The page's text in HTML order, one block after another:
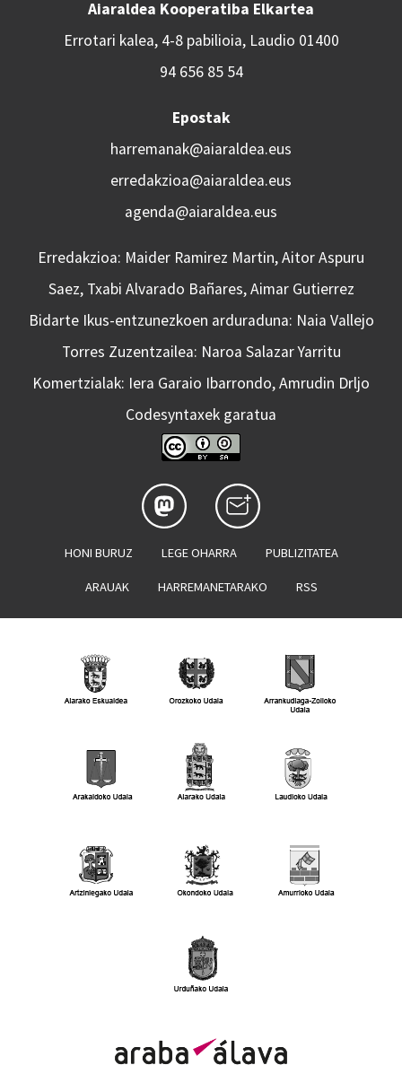
Aiaraldea Kooperatiba Elkartea
Errotari kalea, 4-8 pabilioia, Laudio 01400
94 656 85 54
Epostak
harremanak@aiaraldea.eus
erredakzioa@aiaraldea.eus
agenda@aiaraldea.eus
Erredakzioa: Maider Ramirez Martin, Aitor Aspuru
Saez, Txabi Alvarado Bañares, Aimar Gutierrez
Bidarte Ikus-entzunezkoen arduraduna: Naia Vallejo
Torres Zuzentzailea: Naroa Salazar Yarritu
Komertzialak: Iera Garaio Ibarrondo, Amrudin Drljo
Codesyntaxek garatua
HONI BURUZ LEGE OHARRA PUBLIZITATEA
ARAUAK HARREMANETARAKO RSS